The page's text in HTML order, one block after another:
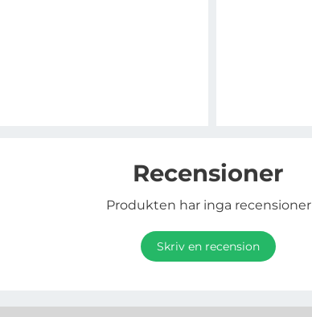
Recensioner
Produkten har inga recensioner
Skriv en recension